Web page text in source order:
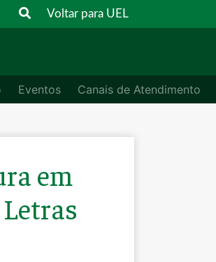
Voltar para UEL
Eventos Canais de Atendimento
em